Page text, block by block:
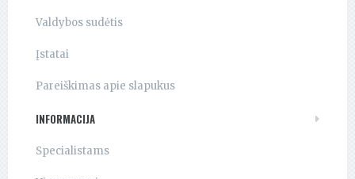
Valdybos sudėtis
Įstatai
Pareiškimas apie slapukus
INFORMACIJA
Specialistams